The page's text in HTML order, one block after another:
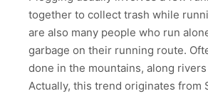
together to collect trash while
are also many people who run
garbage on their running route.
done in the mountains, along
Actually, this trend originates from